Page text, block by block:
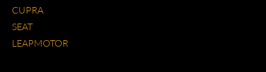
CUP­RA
SEAT
LEAP­MO­TOR